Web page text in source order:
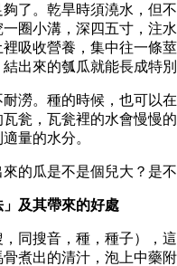
了。乾旱時須澆水，但
圈小溝，深四五寸，注
吸收營養，集中往一條
出來的瓠瓜就能長成特別
澇。種的時候，也可以
瓮，瓦瓮裡的水會慢慢
量的水分。
的瓜是不是個兒大？是
」及其帶來的好處
，同搜音，種，種子），
煮出的清汁，泡上中藥